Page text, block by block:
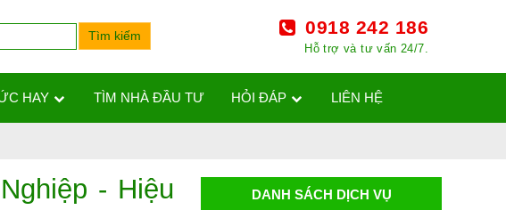
0918 242 186
Hỗ trợ và tư vấn 24/7.
HAY TÌM NHÀ ĐẦU TƯ HỎI ĐÁP LIÊN HỆ
- Hiệu
DANH SÁCH DỊCH VỤ